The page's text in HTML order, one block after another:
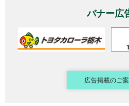
バナー広
広告掲載のご